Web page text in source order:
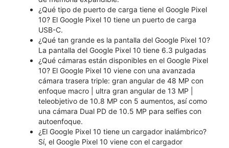
¿Qué tipo de puerto de carga tiene el Google Pixel
10? El Google Pixel 10 tiene un puerto de carga
USB-C.
¿Qué tan grande es la pantalla del Google Pixel 10?
La pantalla del Google Pixel 10 tiene 6.3 pulgadas
¿Qué cámaras están disponibles en el Google Pixel
10? El Google Pixel 10 viene con una avanzada
cámara trasera triple: gran angular de 48 MP con
enfoque macro | ultra gran angular de 13 MP |
teleobjetivo de 10.8 MP con 5 aumentos, así como
una cámara Dual PD de 10.5 MP para selfies con
autoenfoque.
¿El Google Pixel 10 tiene un cargador inalámbrico?
Sí, el Google Pixel 10 viene con el cargador